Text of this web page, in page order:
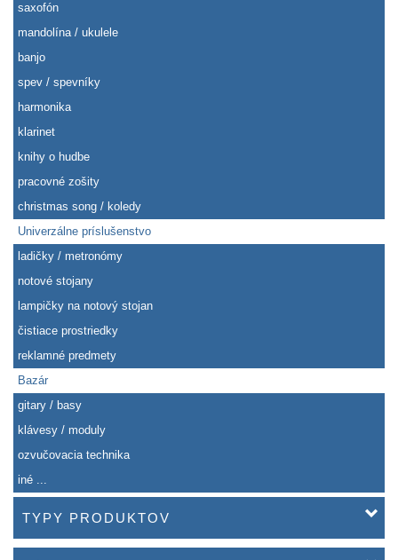
saxofón
mandolína / ukulele
banjo
spev / spevníky
harmonika
klarinet
knihy o hudbe
pracovné zošity
christmas song / koledy
Univerzálne príslušenstvo
ladičky / metronómy
notové stojany
lampičky na notový stojan
čistiace prostriedky
reklamné predmety
Bazár
gitary / basy
klávesy / moduly
ozvučovacia technika
iné ...
TYPY PRODUKTOV